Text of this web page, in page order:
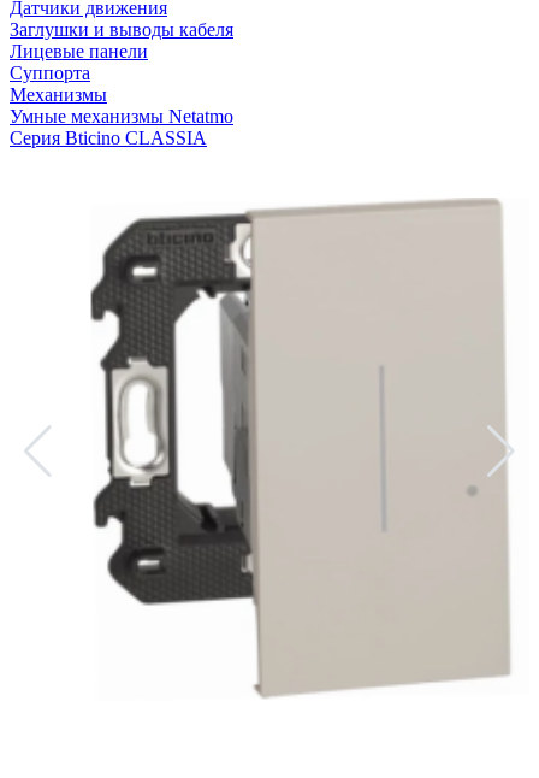
Датчики движения
Заглушки и выводы кабеля
Лицевые панели
Суппорта
Механизмы
Умные механизмы Netatmo
Серия Bticino CLASSIA